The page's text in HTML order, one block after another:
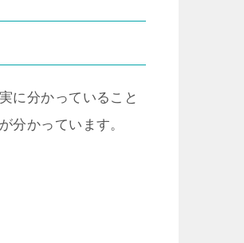
に分かっていること
分かっています。